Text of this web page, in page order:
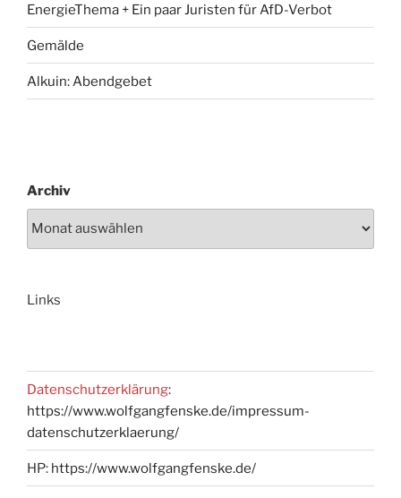
EnergieThema + Ein paar Juristen für AfD-Verbot
Gemälde
Alkuin: Abendgebet
Archiv
Links
Datenschutzerklärung:
https://www.wolfgangfenske.de/impressum-
datenschutzerklaerung/
HP: https://www.wolfgangfenske.de/